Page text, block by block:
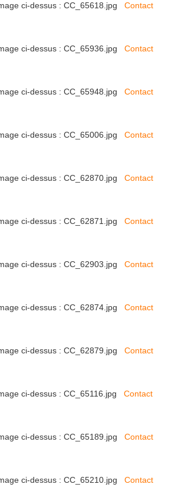
ci-dessus : CC_65618.jpg Contact
ci-dessus : CC_65936.jpg Contact
ci-dessus : CC_65948.jpg Contact
ci-dessus : CC_65006.jpg Contact
ci-dessus : CC_62870.jpg Contact
ci-dessus : CC_62871.jpg Contact
ci-dessus : CC_62903.jpg Contact
ci-dessus : CC_62874.jpg Contact
ci-dessus : CC_62879.jpg Contact
ci-dessus : CC_65116.jpg Contact
ci-dessus : CC_65189.jpg Contact
ci-dessus : CC_65210.jpg Contact